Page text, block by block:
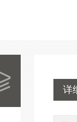
详